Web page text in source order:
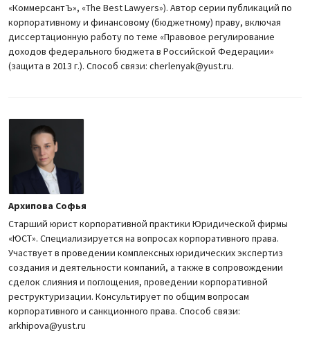
«КоммерсантЪ», «The Best Lawyers»). Автор серии публикаций по
корпоративному и финансовому (бюджетному) праву, включая
диссертационную работу по теме «Правовое регулирование
доходов федерального бюджета в Российской Федерации»
(защита в 2013 г.). Способ связи: cherlenyak@yust.ru.
Архипова Софья
Старший юрист корпоративной практики Юридической фирмы
«ЮСТ». Специализируется на вопросах корпоративного права.
Участвует в проведении комплексных юридических экспертиз
создания и деятельности компаний, а также в сопровождении
сделок слияния и поглощения, проведении корпоративной
реструктуризации. Консультирует по общим вопросам
корпоративного и санкционного права. Способ связи:
arkhipova@yust.ru